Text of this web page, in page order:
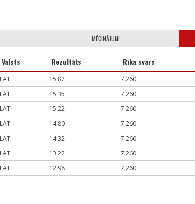
MĒĢINĀJUMI
Valsts Rezultāts Rīka svars
LAT 15.87 7.260
LAT 15.35 7.260
LAT 15.22 7.260
LAT 14.80 7.260
LAT 14.32 7.260
LAT 13.22 7.260
LAT 12.98 7.260